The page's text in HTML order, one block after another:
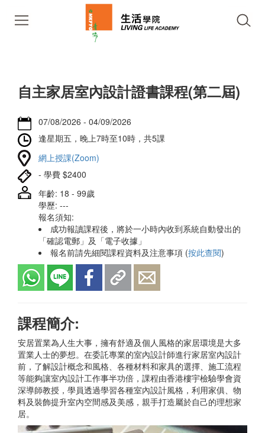
自主家居室內設計證書課程(第二屆)
07/08/2026 - 04/09/2026
逢星期五，晚上7時至10時，共5課
網上授課(Zoom)
- 學費 $2400
年齡: 18 - 99歲
學歷: ---
報名須知:
成功報讀課程後，將於一小時內收到系統自動發出的
「確認電郵」及「電子收據」
報名前請先細閱課程資料及注意事項 (按此查閱)
課程簡介:
安居置業為人生大事，擁有舒適及個人風格的家居環境是大多
置業人士的夢想。在委託專業的室內設計師進行家居室內設計
前，了解設計概念和風格、各種材料和家具的選擇、施工流程
等能夠讓室內設計工作事半功倍，課程由香港樓宇檢驗學會資
深導師教授，學員透過學習各種室內設計風格，利用家俱、物
料及裝飾提升室內空間感及美感，親手打造屬於自己的理想家
居。